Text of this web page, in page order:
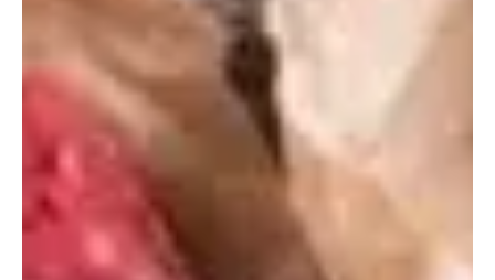
reparación de tejidos, la formación de músculos y huesos,
y la producción de enzimas y hormonas. Por lo tanto, es
esencial consumirlas en cantidades adecuadas.
En este artículo, descubrirás diversas opciones ricas en
proteínas para la cena, sus beneficios para la salud y cómo
incorporarlas en tu dieta diaria.
¿Cuántas proteínas debes consumir al
día?
La cantidad diaria recomendada de proteínas varía según
factores como peso, sexo, edad, estado de salud y